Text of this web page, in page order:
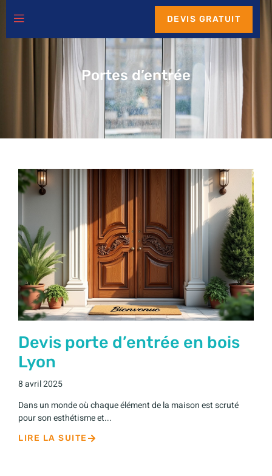
DEVIS GRATUIT
Portes d’entrée
Devis porte d’entrée en bois
Lyon
8 avril 2025
Dans un monde où chaque élément de la maison est scruté
pour son esthétisme et...
LIRE LA SUITE